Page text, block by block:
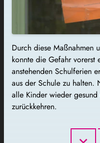
Durch diese Maßnahmen
konnte die Gefahr vorerst
anstehenden Schulferien
aus der Schule zu halten.
alle Kinder wieder
zurückkehren.